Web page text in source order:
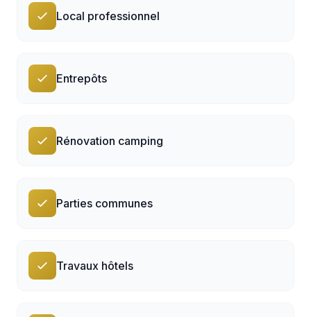
Local professionnel
Entrepôts
Rénovation camping
Parties communes
Travaux hôtels